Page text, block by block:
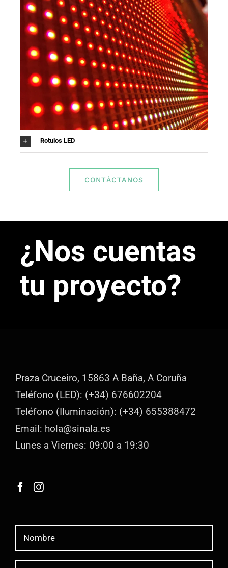
Rotulos LED
CONTÁCTANOS
¿Nos cuentas
tu proyecto?
Praza Cruceiro, 15863 A Baña, A Coruña
Teléfono (LED): (+34) 676602204
Teléfono (Iluminación): (+34) 655388472
Email: hola@sinala.es
Lunes a Viernes: 09:00 a 19:30